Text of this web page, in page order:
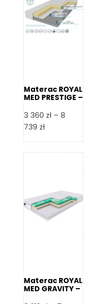
7
000 zł
Materac ROYAL
MED PRESTIGE –
3 360 zł – 8
739 złZakres
od
8
739 zł
Materac ROYAL
MED GRAVITY –